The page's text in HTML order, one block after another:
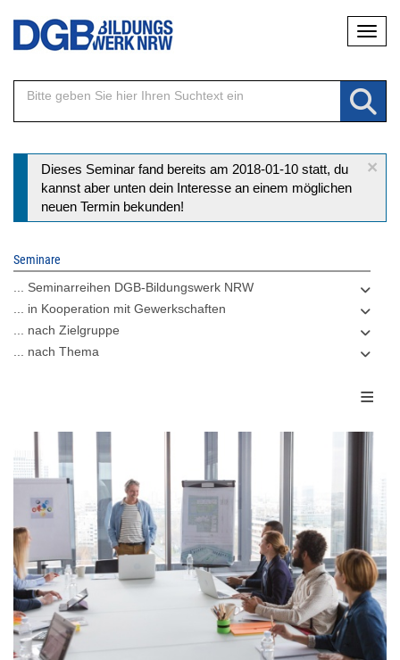
Direkt
Inhalt
×
Statusmeldung
Dieses Seminar fand bereits am 2018-01-10 statt, du
kannst aber unten dein Interesse an einem möglichen
neuen Termin bekunden!
Seminare
... Seminarreihen DGB-Bildungswerk NRW
... in Kooperation mit Gewerkschaften
... nach Zielgruppe
... nach Thema